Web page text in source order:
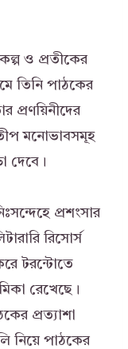
ও প্রতীকের
তিনি পাঠকের
প্রণয়িনীদের
মনোভাবসমূহ
দেবে।
প্রশংসার
রিসোর্স
টরন্টোতে
রেখেছে।
প্রত্যাশা
নিয়ে পাঠকের